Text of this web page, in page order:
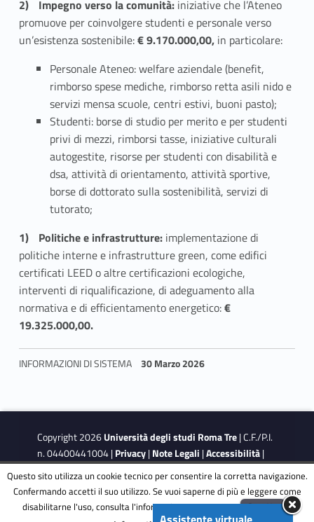
p
e
t
e
n
i
b
i
l
t
à
Impegno verso la comunità:iniziative che l’Ateneo
promuove per coinvolgere studenti e personale verso
un’esistenza sostenibile:€ 9.170.000,00, in particolare:
Personale Ateneo: welfare aziendale (benefit,
rimborso spese mediche, rimborso retta asili nido e
servizi mensa scuole, centri estivi, buoni pasto);
Studenti: borse di studio per merito e per studenti
privi di mezzi, rimborsi tasse, iniziative culturali
autogestite, risorse per studenti con disabilità e
dsa, attività di orientamento, attività sportive,
borse di dottorato sulla sostenibilità, servizi di
tutorato;
Politiche e infrastrutture:implementazione di
politiche interne e infrastrutture green, come edifici
certificati LEED o altre certificazioni ecologiche,
interventi di riqualificazione, di adeguamento alla
normativa e di efficientamento energetico:€
19.325.000,00.
INFORMAZIONI DI SISTEMA 30 Marzo 2026
Copyright 2026Università degli studi Roma Tre| C.F./P.I.
n. 04400441004 |Privacy|Note Legali |Accessibilità|
Obiettivi di accessibilità
| Dichiarazione di accessibilità
This site is protected by reCAPTCHA and the GooglePrivacy
Questo sito utilizza un cookie tecnico per consentire la corretta navigazione.
Confermando accetti il suo utilizzo. Se vuoi saperne di più e leggere come
disabilitarne l'uso, consulta l'informativa estesa.ENG
Accetta